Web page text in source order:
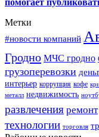
Метки
#новости компаний
Гродно МЧС гродно
грузоперевозки
интерьер коррупция кофе
металл недвижимость
развлечения ремонт
технологии торговля